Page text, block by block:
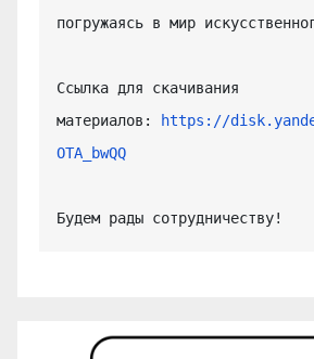
погружаясь в мир
Ссылка для скачивания
материалов: https://
OTA_bwQQ
Будем рады сотрудничеству!